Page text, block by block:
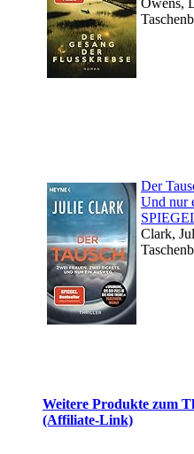
Owens,
Der
Und nur
Clark,
Weitere Produkte zum
(Affiliate-Link)